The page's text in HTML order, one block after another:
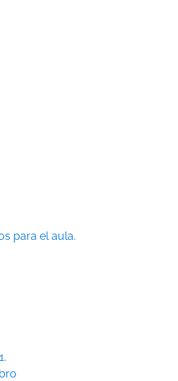
para el aula.